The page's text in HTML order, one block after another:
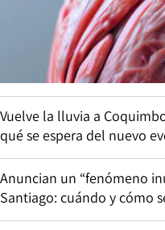
Vuelve la lluvia a
qué se espera del nuevo
Anuncian un “fenómeno
Santiago: cuándo y cómo